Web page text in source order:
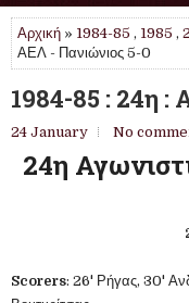
Αρχική » 1984-85 , 1985 ,
ΑΕΛ - Πανιώνιος 5-0
1984-85 : 24η :
24 January No
24η
Scorers: 26' Ρήγας, 30'